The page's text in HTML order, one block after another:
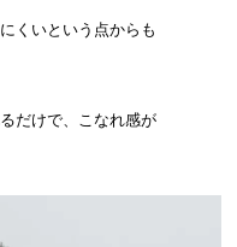
くいという点からも
だけで、こなれ感が